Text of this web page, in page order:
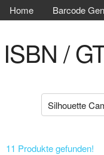
Home Barcode
ISBN /
11 Produkte gefunden!